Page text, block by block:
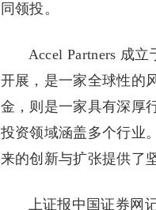
同领投。
Accel Partners 成
开展，是一家全球性的
金，则是一家具有深厚
投资领域涵盖多个行业
来的创新与扩张提供了
上证报中国证券网